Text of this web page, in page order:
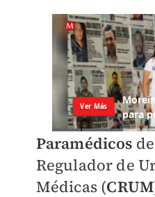
Paramédicos
Regulador de
Médicas (CRUM